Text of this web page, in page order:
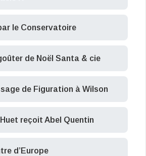
le Conservatoire
de Noël Santa & cie
de Figuration à Wilson
reçoit Abel Quentin
d’Europe